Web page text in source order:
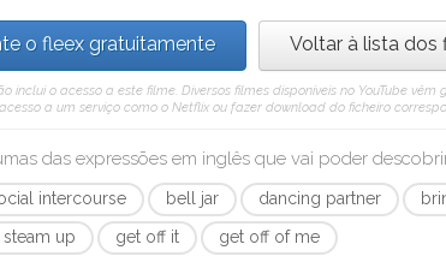
o fleex gratuitamente Voltar à lista dos
inclui o acesso a este filme. Diversos filmes disponíveis no YouTube
a um serviço como o Netflix ou fazer download do ficheiro
das expressões em inglês que vai poder
intercourse bell jar dancing partner
steam up get off it get off of me